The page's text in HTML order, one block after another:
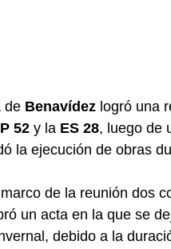
de Benavídez logró una
52 y la ES 28, luego de
la ejecución de obras
de la reunión dos
un acta en la que se
debido a la